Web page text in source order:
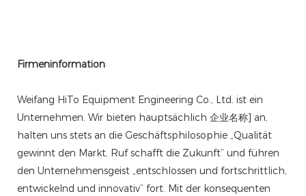
Firmeninformation
Weifang HiTo Equipment Engineering Co., Ltd. ist ein
Unternehmen. Wir bieten hauptsächlich 企业名称] an,
halten uns stets an die Geschäftsphilosophie „Qualität
gewinnt den Markt, Ruf schafft die Zukunft“ und führen
den Unternehmensgeist „entschlossen und fortschrittlich,
entwickelnd und innovativ“ fort. Mit der konsequenten